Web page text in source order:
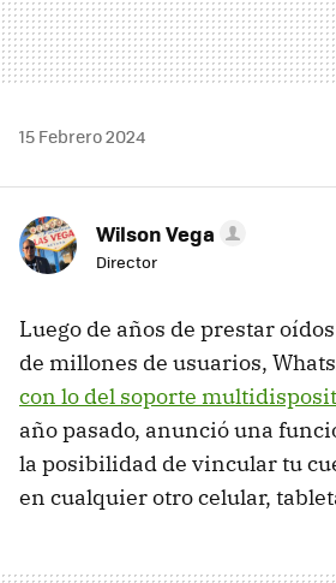
15 Febrero 2024
Wilson Vega
Director
Luego de años de prestar
de millones de usuarios,
con lo del soporte
año pasado, anunció una
la posibilidad de vincular tu
en cualquier otro celular,